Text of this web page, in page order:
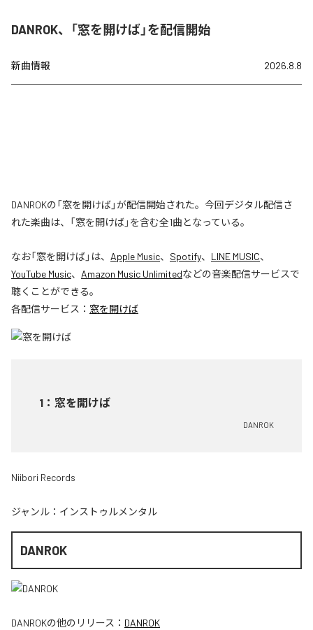
DANROK、「窓を開けば」を配信開始
新曲情報 2026.8.8
DANROKの「窓を開けば」が配信開始された。今回デジタル配信さ
れた楽曲は、「窓を開けば」を含む全1曲となっている。
なお「窓を開けば」は、 Apple Music、 Spotify、 LINE MUSIC、
YouTube Music、 Amazon Music Unlimitedなどの音楽配信サービスで
聴くことができる。
各配信サービス： 窓を開けば
1 ： 窓を開けば
DANROK
Niibori Records
ジャンル： インストゥルメンタル
DANROK
DANROKの他のリリース： DANROK